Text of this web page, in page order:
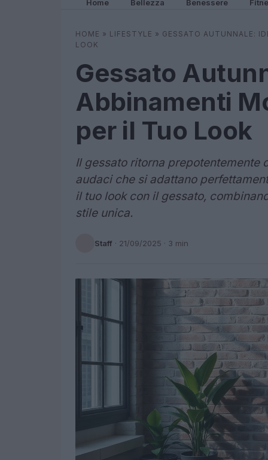
Home Bellezza Benessere
HOME » LIFESTYLE » GESSATO AUTUNNALE:
LOOK
Gessato
Abbinamenti
per il Tuo Look
Il gessato ritorna prepotentemente
audaci che si adattano
il tuo look con il gessato,
stile unica.
Staff · 21/09/2025 · 3 min